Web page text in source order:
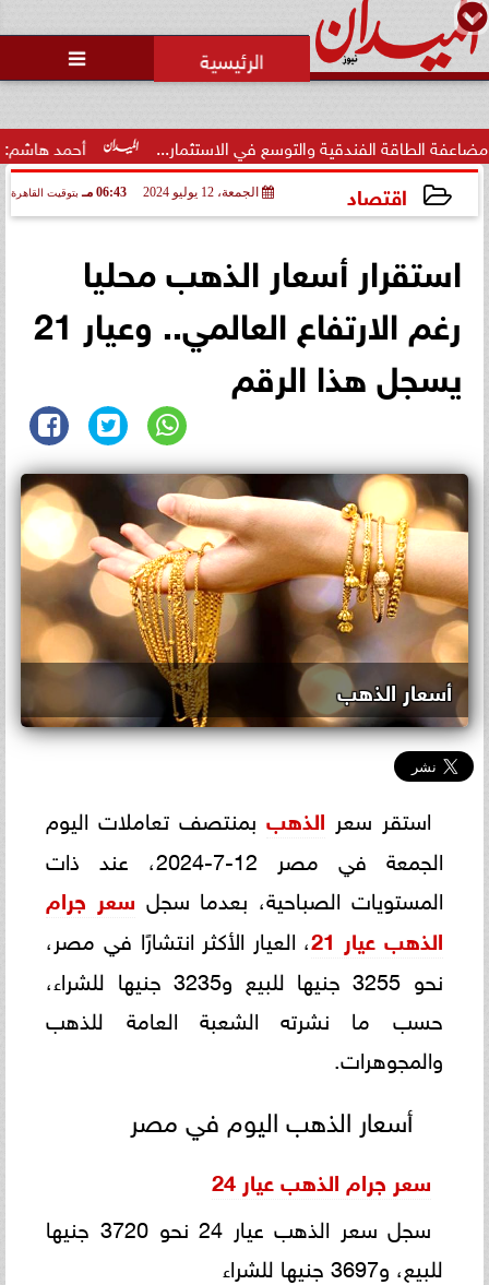

أحمد هاشم: الإعلام الفندقية والتوسع في الاستثمار...
اقتصاد الجمعة، 12 يوليو 2024 06:43 مـ بتوقيت القاهرة
استقرار أسعار الذهب محليا
رغم الارتفاع العالمي.. وعيار 21
يسجل هذا الرقم
أسعار الذهب
استقر سعر الذهببمنتصف تعاملات اليوم
الجمعة في مصر 12-7-2024، عند ذات
المستويات الصباحية، بعدما سجل سعر جرام
الذهب عيار 21
، العيار الأكثر انتشارًا في مصر،
نحو 3255 جنيها للبيع و3235 جنيها للشراء،
حسب ما نشرته الشعبة العامة للذهب
والمجوهرات.
أسعار الذهب اليوم في مصر
سعر جرام الذهب عيار 24
سجل سعر الذهب عيار 24 نحو 3720 جنيها
للبيع، و3697 جنيها للشراء